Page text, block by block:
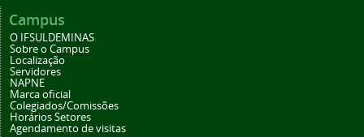
Campus
O IFSULDEMINAS
Sobre o Campus
Localização
Servidores
NAPNE
Marca oficial
Colegiados/Comissões
Horários Setores
Agendamento de visitas